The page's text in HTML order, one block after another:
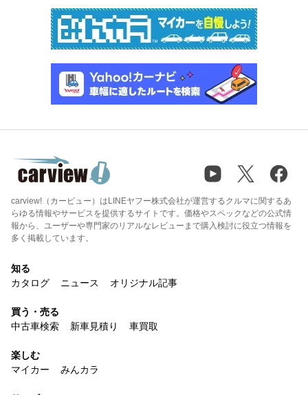
carview!（カービュー）はLINEヤフー株式会社が運営するクルマに関するあ
らゆる情報やサービスを提供するサイトです。価格やスペックなどの公式情
報から、ユーザーや専門家のリアルなレビューまで購入検討に役立つ情報を
多く掲載しています。
知る
カタログ
ニュース オリジナル記事
買う・売る
中古車検索
新車見積り 車買取
楽しむ
マイカー
みんカラ